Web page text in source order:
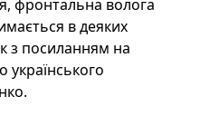
фронтальна волога
в деяких
з посиланням на
українського